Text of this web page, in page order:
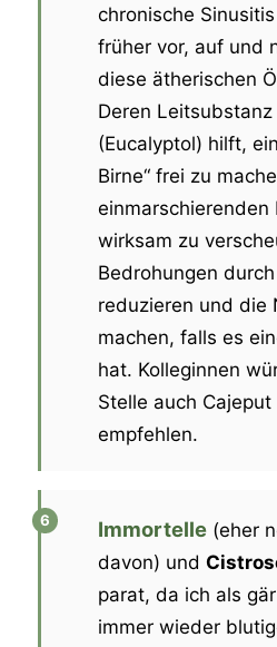
chronische
früher vor, auf und
diese ätherischen
Deren Leitsubstanz
(Eucalyptol) hilft,
Birne“ frei zu
einmarschierenden
wirksam zu
Bedrohungen
reduzieren und die
machen, falls es
hat. Kolleginnen
Stelle auch
empfehlen.
Immortelle (eher
davon) und
parat, da ich als
immer wieder